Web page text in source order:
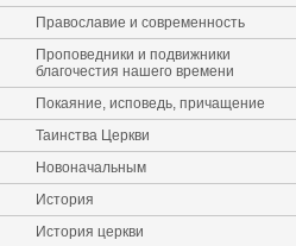
Православие и современность
Проповедники и подвижники
благочестия нашего времени
Покаяние, исповедь, причащение
Таинства Церкви
Новоначальным
История
История церкви